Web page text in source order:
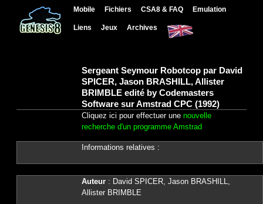
Mobile Fichiers CSA8 & FAQ Emulation
Liens Jeux Archives
Sergeant Seymour Robotcop par David
SPICER, Jason BRASHILL, Allister
BRIMBLE edité by Codemasters
Software sur Amstrad CPC (1992)
Cliquez ici pour effectuer une nouvelle
recherche d'un programme Amstrad
Informations relatives :
Auteur: David SPICER, Jason BRASHILL,
Allister BRIMBLE